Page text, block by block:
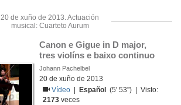
20 de xuño de 2013. Actuación
musical: Cuarteto Aurum
Canon e Gigue in D major,
tres violíns e baixo continuo
Johann Pachelbel
20 de xuño de 2013
Vídeo
Español
(5' 53'') | Visto:
2173 veces